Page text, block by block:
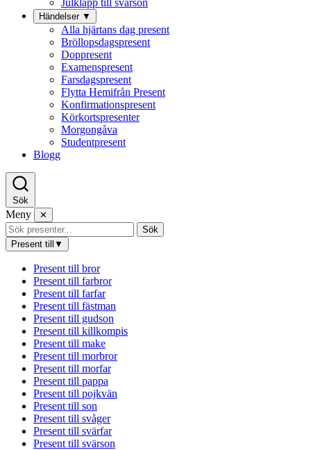
Julklapp till svärson
Händelser ▼
Alla hjärtans dag present
Bröllopsdagspresent
Doppresent
Examenspresent
Farsdagspresent
Flytta Hemifrån Present
Konfirmationspresent
Körkortspresenter
Morgongåva
Studentpresent
Blogg
Sök
Meny
✕
Sök
Present till ▼
Present till bror
Present till farbror
Present till farfar
Present till fästman
Present till gudson
Present till killkompis
Present till make
Present till morbror
Present till morfar
Present till pappa
Present till pojkvän
Present till son
Present till svåger
Present till svärfar
Present till svärson